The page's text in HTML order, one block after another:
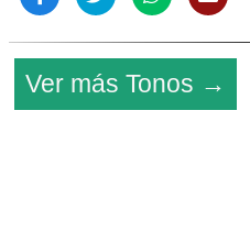
Ver más Tonos →